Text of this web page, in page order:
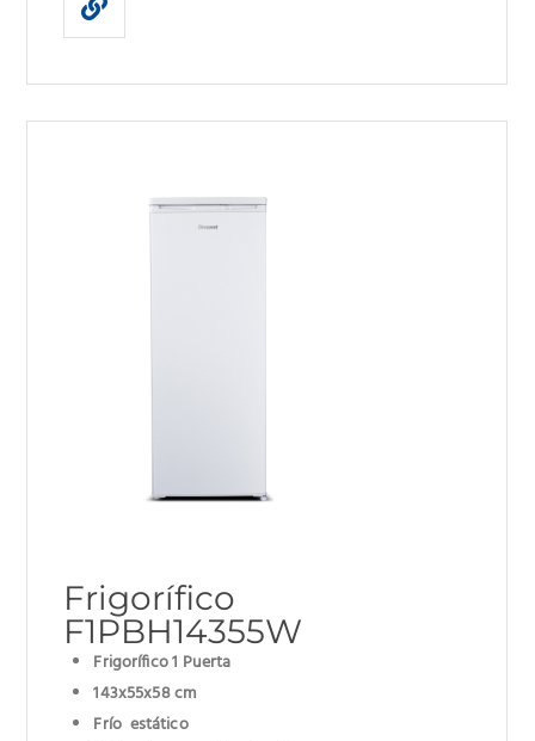
Frigorífico
F1PBH14355W
Frigorífico 1 Puerta
143x55x58 cm
Frío estático